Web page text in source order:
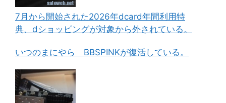
7月から開始された2026年dcard年間利用特
典、dショッピングが対象から外されている。
いつのまにやら BBSPINKが復活している。